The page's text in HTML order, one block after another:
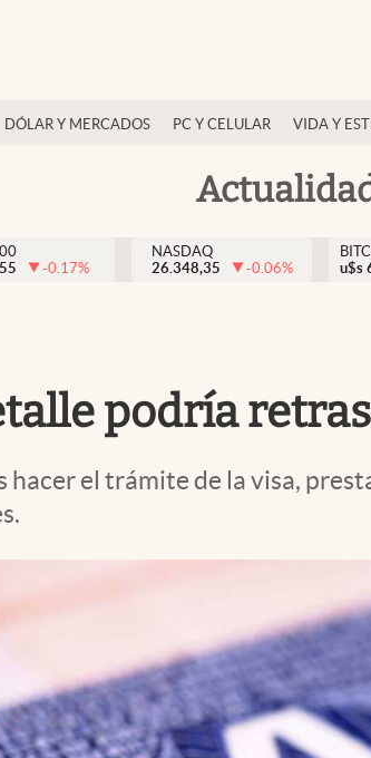
DÓLAR Y MERCADOS PC Y CELULAR VIDA Y
-0.17%
NASDAQ
26.348,35
-0.06%
u$s
podría
hacer el trámite de la visa,